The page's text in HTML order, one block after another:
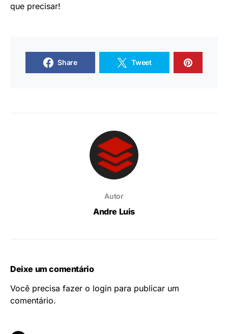
que precisar!
Share Tweet
Autor
Andre Luis
Deixe um comentário
Você precisa fazer o login para publicar um
comentário.